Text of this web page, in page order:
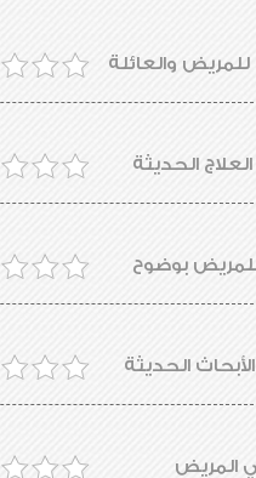
والعائلة
الحديثة
بوضوح
الحديثة
المريض